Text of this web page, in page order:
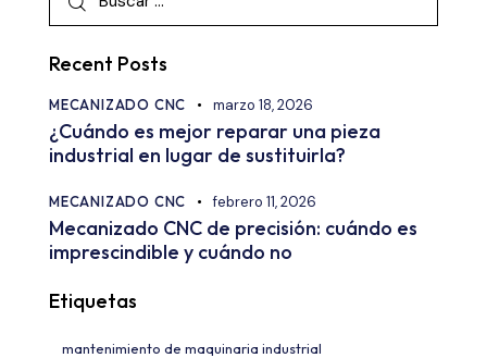
Recent Posts
MECANIZADO CNC marzo 18, 2026
¿Cuándo es mejor reparar una pieza
industrial en lugar de sustituirla?
MECANIZADO CNC febrero 11, 2026
Mecanizado CNC de precisión: cuándo es
imprescindible y cuándo no
Etiquetas
mantenimiento de maquinaria industrial